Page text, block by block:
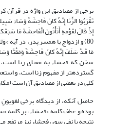
برخی از مصادیق این واژه در قرآن
إِذْ قَالَ لِقَوْمِهِ أَتَأْتُونَ الْفَاحِشَةَ مَا
80) و ازدواج با همسر پدر، در آیه
سخن که فحشاء به معنای زنا
گسترده­تر از مفهوم زنا است، و
کلى در بعضى از مصادیق آن است (مکارم، 1374، 1:
حاصل آنکه، از دیدگاه برخی
بوده و عطف کلمه «فحشاء» بر کلمه